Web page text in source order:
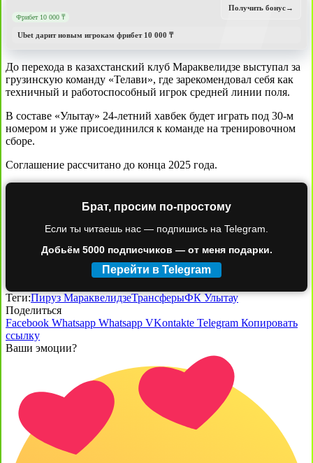
Фрибет 10 000 ₸
Ubet дарит новым игрокам фрибет 10 000 ₸
Получить бонус→
До перехода в казахстанский клуб Мараквелидзе выступал за
грузинскую команду «Телави», где зарекомендовал себя как
техничный и работоспособный игрок средней линии поля.
В составе «Улытау» 24-летний хавбек будет играть под 30-м
номером и уже присоединился к команде на тренировочном
сборе.
Соглашение рассчитано до конца 2025 года.
Брат, просим по-простому
Если ты читаешь нас — подпишись на Telegram.
Добьём 5000 подписчиков — от меня подарки.
Перейти в Telegram
Теги:Пируз МараквелидзеТрансферыФК Улытау
Поделиться
Facebook Whatsapp Whatsapp VKontakte Telegram Копировать
ссылку
Ваши эмоции?